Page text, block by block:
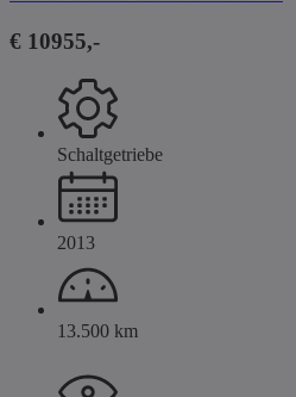
€ 10955,-
Schaltgetriebe
2013
13.500 km